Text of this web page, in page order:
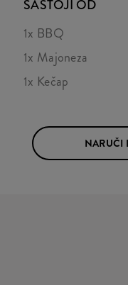
SASTOJI OD
1x BBQ
1x Majoneza
1x Kečap
NARUČI